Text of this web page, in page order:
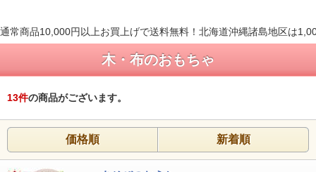
通常商品10,000円以上お買上げで送料無料！北海道沖縄諸島地区は
木・布のおもちゃ
13件の商品がございます。
価格順 新着順